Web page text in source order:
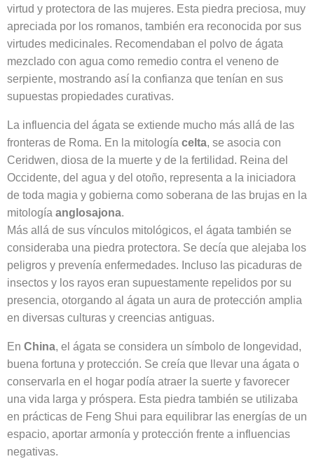
virtud y protectora de las mujeres. Esta piedra preciosa, muy
apreciada por los romanos, también era reconocida por sus
virtudes medicinales. Recomendaban el polvo de ágata
mezclado con agua como remedio contra el veneno de
serpiente, mostrando así la confianza que tenían en sus
supuestas propiedades curativas.
La influencia del ágata se extiende mucho más allá de las
fronteras de Roma. En la mitología celta, se asocia con
Ceridwen, diosa de la muerte y de la fertilidad. Reina del
Occidente, del agua y del otoño, representa a la iniciadora
de toda magia y gobierna como soberana de las brujas en la
mitología anglosajona.
Más allá de sus vínculos mitológicos, el ágata también se
consideraba una piedra protectora. Se decía que alejaba los
peligros y prevenía enfermedades. Incluso las picaduras de
insectos y los rayos eran supuestamente repelidos por su
presencia, otorgando al ágata un aura de protección amplia
en diversas culturas y creencias antiguas.
En China, el ágata se considera un símbolo de longevidad,
buena fortuna y protección. Se creía que llevar una ágata o
conservarla en el hogar podía atraer la suerte y favorecer
una vida larga y próspera. Esta piedra también se utilizaba
en prácticas de Feng Shui para equilibrar las energías de un
espacio, aportar armonía y protección frente a influencias
negativas.